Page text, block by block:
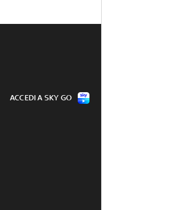
ACCEDI A SKY GO